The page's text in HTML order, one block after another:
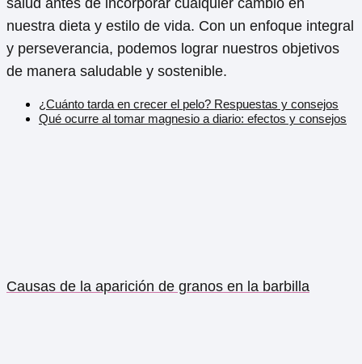
nuestra dieta y estilo de vida. Con un enfoque integral
y perseverancia, podemos lograr nuestros objetivos
de manera saludable y sostenible.
¿Cuánto tarda en crecer el pelo? Respuestas y consejos
Qué ocurre al tomar magnesio a diario: efectos y consejos
Causas de la aparición de granos en la barbilla